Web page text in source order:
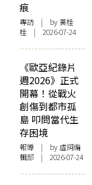
痕
專訪 | by 黃桂
桂 | 2026-07-24
《歐亞紀錄片
週2026》正式
開幕！從戰火
創傷到都市孤
島 叩問當代生
存困境
報導 | by 虛詞編
輯部 | 2026-07-24